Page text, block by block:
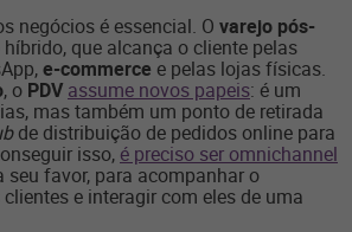
negócios é essencial. O varejo pós-
que alcança o cliente pelas
e-commerce e pelas lojas físicas.
, o PDV assume novos papeis: é um
mas também um ponto de retirada
de distribuição de pedidos online para
isso, é preciso ser omnichannel
seu favor, para acompanhar o
e interagir com eles de uma